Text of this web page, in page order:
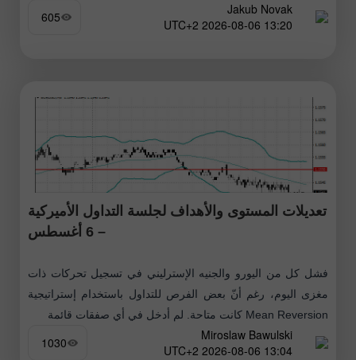
Jakub Novak
13:20 2026-08-06 UTC+2
605
تعديلات المستوى والأهداف لجلسة التداول الأميركية
– 6 أغسطس
فشل كل من اليورو والجنيه الإسترليني في تسجيل تحركات ذات
مغزى اليوم، رغم أنّ بعض الفرص للتداول باستخدام إستراتيجية
Mean Reversion كانت متاحة. لم أدخل في أي صفقات قائمة
Miroslaw Bawulski
13:04 2026-08-06 UTC+2
1030